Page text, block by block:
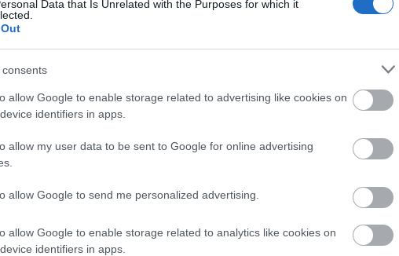
Data that Is Unrelated with the Purposes for which it
allow Google to enable storage related to advertising like cookies on
identifiers in apps.
allow my user data to be sent to Google for online advertising
allow Google to send me personalized advertising.
allow Google to enable storage related to analytics like cookies on
identifiers in apps.